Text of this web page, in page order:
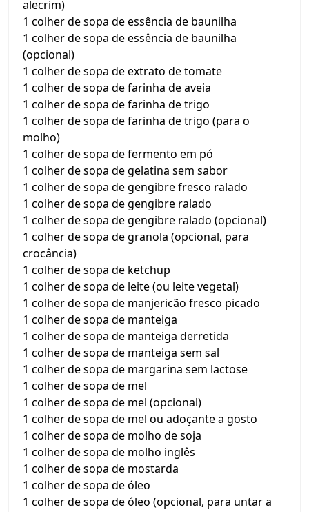
alecrim)
1 colher de sopa de essência de baunilha
1 colher de sopa de essência de baunilha
(opcional)
1 colher de sopa de extrato de tomate
1 colher de sopa de farinha de aveia
1 colher de sopa de farinha de trigo
1 colher de sopa de farinha de trigo (para o
molho)
1 colher de sopa de fermento em pó
1 colher de sopa de gelatina sem sabor
1 colher de sopa de gengibre fresco ralado
1 colher de sopa de gengibre ralado
1 colher de sopa de gengibre ralado (opcional)
1 colher de sopa de granola (opcional, para
crocância)
1 colher de sopa de ketchup
1 colher de sopa de leite (ou leite vegetal)
1 colher de sopa de manjericão fresco picado
1 colher de sopa de manteiga
1 colher de sopa de manteiga derretida
1 colher de sopa de manteiga sem sal
1 colher de sopa de margarina sem lactose
1 colher de sopa de mel
1 colher de sopa de mel (opcional)
1 colher de sopa de mel ou adoçante a gosto
1 colher de sopa de molho de soja
1 colher de sopa de molho inglês
1 colher de sopa de mostarda
1 colher de sopa de óleo
1 colher de sopa de óleo (opcional, para untar a